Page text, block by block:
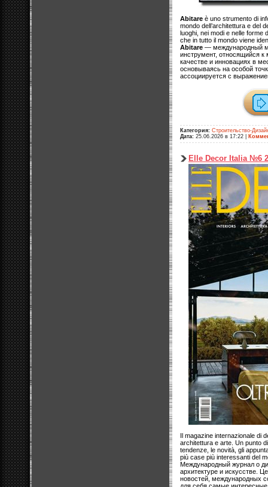
Abitare è uno strumento di
mondo dell’architettura e del
luoghi, nei modi e nelle forme
che in tutto il mondo viene
Abitare — международный
инструмент, относящийся к
качестве и инновациях в
основываясь на особой
ассоциируется с
Категория: Строительство-
Дата: 25.06.2026 в 17:22
Elle Decor Italia №6
Il magazine internazionale di
architettura e arte. Un punto
tendenze, le novità, gli
più case più interessanti del
Международный журнал о
архитектуре и искусстве.
новостей, международных